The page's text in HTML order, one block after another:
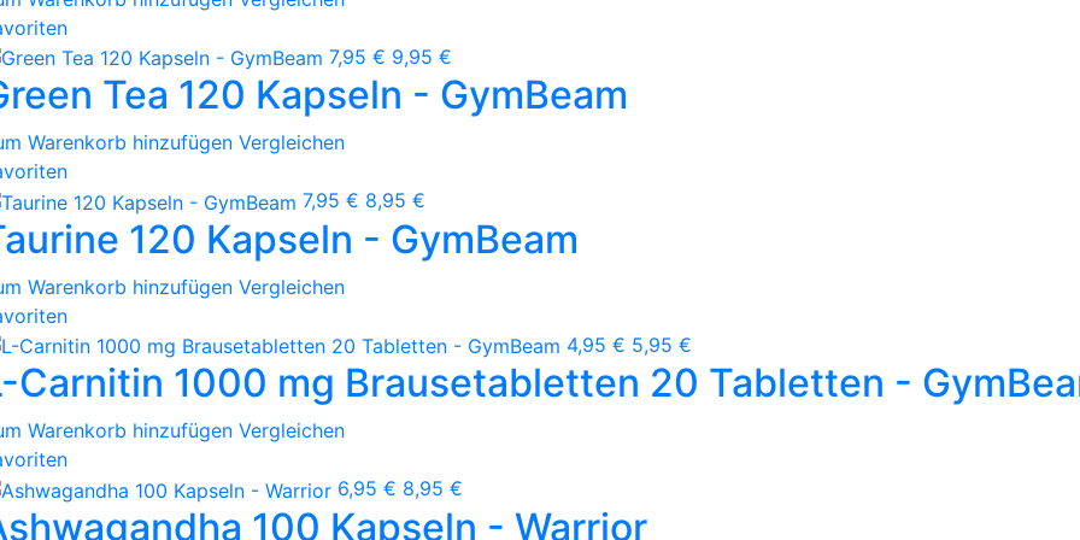
7,95 € 9,95 €
Tea 120 Kapseln - GymBeam
Warenkorb hinzufügen Vergleichen
7,95 € 8,95 €
120 Kapseln - GymBeam
Warenkorb hinzufügen Vergleichen
4,95 € 5,95 €
Carnitin 1000 mg Brausetabletten 20 Tabletten -
Warenkorb hinzufügen Vergleichen
6,95 € 8,95 €
100 Kapseln - Warrior